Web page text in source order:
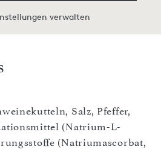
verwalten
Salz, Pfeffer,
(Natrium-L-
(Natriumascorbat,